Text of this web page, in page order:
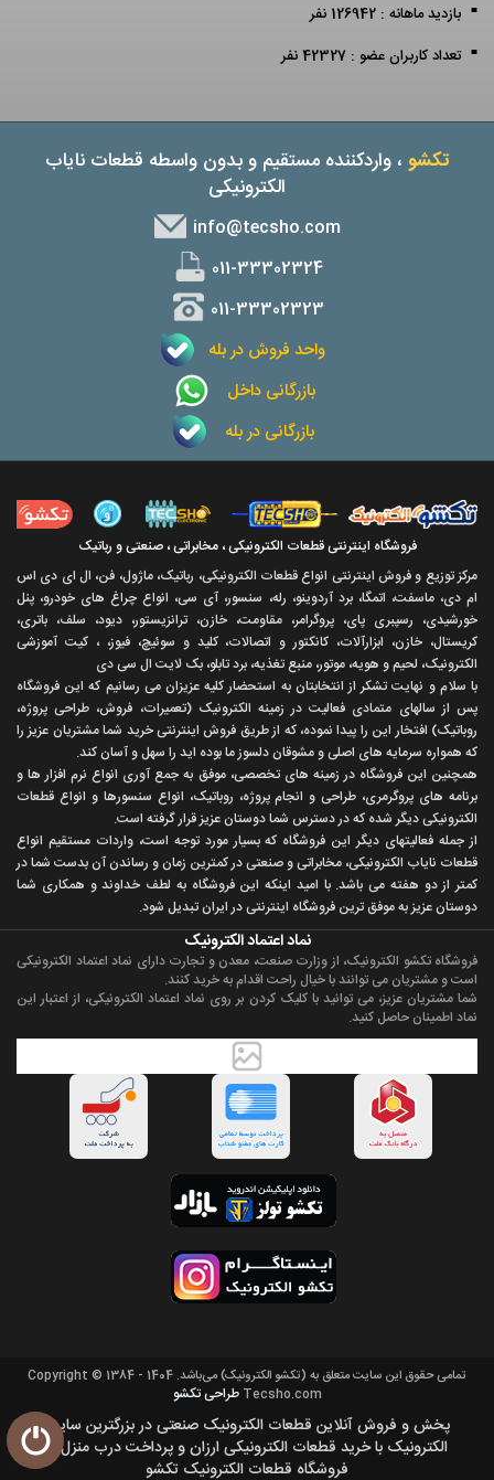
بازدید ماهانه : 126942 نفر
تعداد کاربران عضو : 42327 نفر
تکشو ، واردکننده مستقیم و بدون واسطه قطعات نایاب
الکترونیکی
info@tecsho.com
011-33302324
011-33302323
واحد فروش در بله
بازرگانی داخل
بازرگانی در بله
فروشگاه اینترنتی قطعات الکترونیکی ، مخابراتی ، صنعتی و رباتیک
مرکز توزیع و فروش اینترنتی انواع قطعات الکترونیکی، رباتیک، ماژول، فن، ال ای دی اس
ام دی، ماسفت، اتمگا، برد آردوینو، رله، سنسور، آی سی، انواع چراغ های خودرو، پنل
خورشیدی، رسپبری پای، پروگرامر، مقاومت، خازن، ترانزیستور، دیود، سلف، باتری،
کریستال، خازن، ابزارآلات، کانکتور و اتصالات، کلید و سوئیچ، فیوز، ، کیت آموزشی
الکترونیک، لحیم و هویه، موتور، منبع تغذیه، برد تابلو، بک لایت ال سی دی
با سلام و نهايت تشکر از انتخابتان به استحضار کليه عزيزان می رسانيم که اين فروشگاه
پس از سالهای متمادی فعاليت در زمينه الکترونيک (تعميرات، فروش، طراحی پروژه،
روباتيک) افتخار اين را پيدا نموده، که از طريق فروش اينترنتی خريد شما مشتريان عزيز را
که همواره سرمايه های اصلی و مشوقان دلسوز ما بوده ايد را سهل و آسان کند.
همچنين اين فروشگاه در زمينه های تخصصی، موفق به جمع آوری انواع نرم افزار ها و
برنامه های پروگرمری، طراحی و انجام پروژه، روباتيک، انواع سنسورها و انواع قطعات
الکترونيکی ديگر شده که در دسترس شما دوستان عزيز قرار گرفته است.
از جمله فعاليتهای ديگر اين فروشگاه که بسيار مورد توجه است، واردات مستقیم انواع
قطعات ناياب الکترونيکی، مخابراتی و صنعتی در کمترين زمان و رساندن آن بدست شما در
کمتر از دو هفته می باشد. با اميد اينکه اين فروشگاه به لطف خداوند و همکاری شما
دوستان عزيز به موفق ترين فروشگاه اینترنتی در ایران تبديل شود.
نماد اعتماد الکترونیک
فروشگاه تکشو الکترونیک، از وزارت صنعت، معدن و تجارت دارای نماد اعتماد الکترونیکی
است و مشتریان می توانند با خیال راحت اقدام به خرید کنند.
شما مشتریان عزیز، می توانید با کلیک کردن بر روی نماد اعتماد الکترونیکی، از اعتبار این
نماد اطمینان حاصل کنید.
تمامی حقوق اين سايت متعلق به (تکشو الکترونیک) می‌باشد. Copyright © 1384 - 1404
Tecsho.com طراحی تکشو
پخش و فروش آنلاین قطعات الکترونیک صنعتی در بزرگترین سایت
الکترونیک با خرید قطعات الکترونیکی ارزان و پرداخت درب منزل از
فروشگاه قطعات الکترونیک تکشو